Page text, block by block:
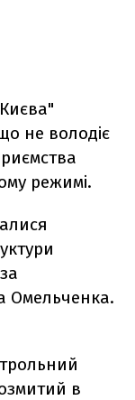
не володіє
режимі.
Омельченка.
в